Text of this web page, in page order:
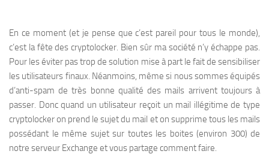
En ce moment (et je pense que c’est pareil pour tous le monde),
c’est la fête des cryptolocker. Bien sûr ma société n’y échappe pas.
Pour les éviter pas trop de solution mise à part le fait de sensibiliser
les utilisateurs finaux. Néanmoins, même si nous sommes équipés
d’anti-spam de très bonne qualité des mails arrivent toujours à
passer. Donc quand un utilisateur reçoit un mail illégitime de type
cryptolocker on prend le sujet du mail et on supprime tous les mails
possédant le même sujet sur toutes les boites (environ 300) de
notre serveur Exchange et vous partage comment faire.